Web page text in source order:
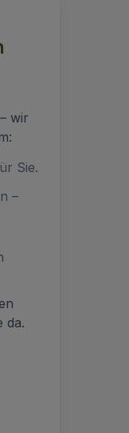
wir
Sie.
–
da.